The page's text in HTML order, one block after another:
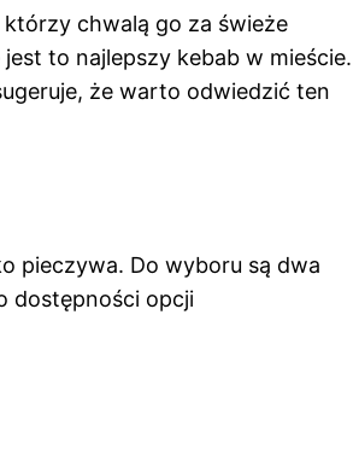
chwalą go za świeże
to najlepszy kebab w mieście.
że warto odwiedzić ten
pieczywa. Do wyboru są dwa
dostępności opcji